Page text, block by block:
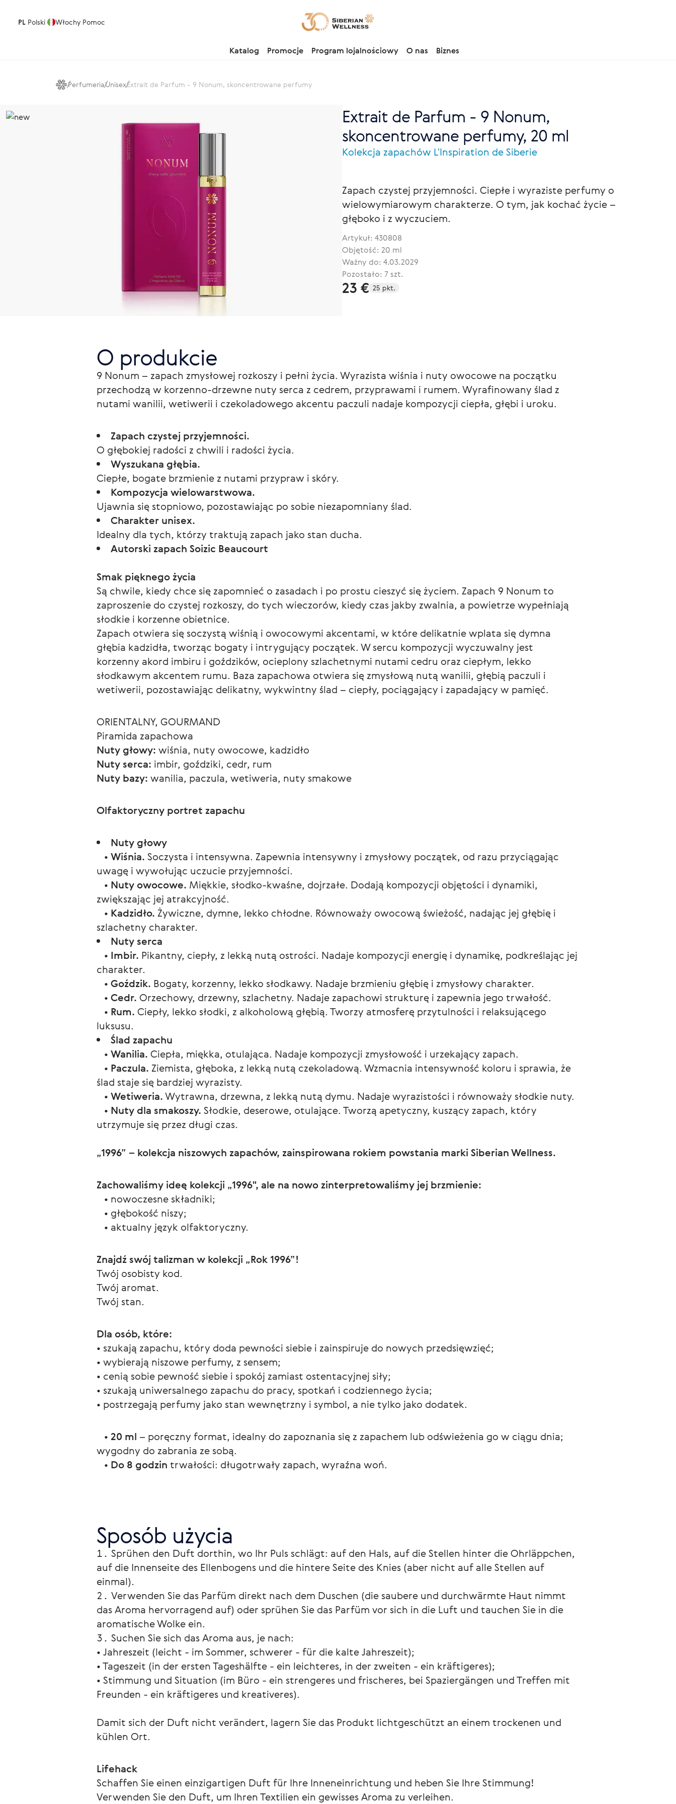
PL Polski Włochy Pomoc
Katalog Promocje Program lojalnościowy O nas Biznes
PerfumeriaUnisexExtrait de Parfum - 9 Nonum, skoncentrowane perfumy
Extrait de Parfum - 9 Nonum,
skoncentrowane perfumy, 20 ml
Kolekcja zapachów L'Inspiration de Siberie
Zapach czystej przyjemności. Ciepłe i wyraziste perfumy o
wielowymiarowym charakterze. O tym, jak kochać życie –
głęboko i z wyczuciem.
Artykuł: 430808
Objętość: 20 ml
Ważny do: 4.03.2029
Pozostało: 7 szt.
23 € 25 pkt.
O produkcie
9 Nonum – zapach zmysłowej rozkoszy i pełni życia. Wyrazista wiśnia i nuty owocowe na początku
przechodzą w korzenno-drzewne nuty serca z cedrem, przyprawami i rumem. Wyrafinowany ślad z
nutami wanilii, wetiwerii i czekoladowego akcentu paczuli nadaje kompozycji ciepła, głębi i uroku.
Zapach czystej przyjemności.
O głębokiej radości z chwili i radości życia.
Wyszukana głębia.
Ciepłe, bogate brzmienie z nutami przypraw i skóry.
Kompozycja wielowarstwowa.
Ujawnia się stopniowo, pozostawiając po sobie niezapomniany ślad.
Charakter unisex.
Idealny dla tych, którzy traktują zapach jako stan ducha.
Autorski zapach Soizic Beaucourt
Smak pięknego życia
Są chwile, kiedy chce się zapomnieć o zasadach i po prostu cieszyć się życiem. Zapach 9 Nonum to
zaproszenie do czystej rozkoszy, do tych wieczorów, kiedy czas jakby zwalnia, a powietrze wypełniają
słodkie i korzenne obietnice.
Zapach otwiera się soczystą wiśnią i owocowymi akcentami, w które delikatnie wplata się dymna
głębia kadzidła, tworząc bogaty i intrygujący początek. W sercu kompozycji wyczuwalny jest
korzenny akord imbiru i goździków, ocieplony szlachetnymi nutami cedru oraz ciepłym, lekko
słodkawym akcentem rumu. Baza zapachowa otwiera się zmysłową nutą wanilii, głębią paczuli i
wetiwerii, pozostawiając delikatny, wykwintny ślad – ciepły, pociągający i zapadający w pamięć.
ORIENTALNY, GOURMAND
Piramida zapachowa
Nuty głowy: wiśnia, nuty owocowe, kadzidło
Nuty serca: imbir, goździki, cedr, rum
Nuty bazy: wanilia, paczula, wetiweria, nuty smakowe
Olfaktoryczny portret zapachu
Nuty głowy
• Wiśnia. Soczysta i intensywna. Zapewnia intensywny i zmysłowy początek, od razu przyciągając
uwagę i wywołując uczucie przyjemności.
• Nuty owocowe. Miękkie, słodko-kwaśne, dojrzałe. Dodają kompozycji objętości i dynamiki,
zwiększając jej atrakcyjność.
• Kadzidło. Żywiczne, dymne, lekko chłodne. Równoważy owocową świeżość, nadając jej głębię i
szlachetny charakter.
Nuty serca
• Imbir. Pikantny, ciepły, z lekką nutą ostrości. Nadaje kompozycji energię i dynamikę, podkreślając jej
charakter.
• Goździk. Bogaty, korzenny, lekko słodkawy. Nadaje brzmieniu głębię i zmysłowy charakter.
• Cedr. Orzechowy, drzewny, szlachetny. Nadaje zapachowi strukturę i zapewnia jego trwałość.
• Rum. Ciepły, lekko słodki, z alkoholową głębią. Tworzy atmosferę przytulności i relaksującego
luksusu.
Ślad zapachu
• Wanilia. Ciepła, miękka, otulająca. Nadaje kompozycji zmysłowość i urzekający zapach.
• Paczula. Ziemista, głęboka, z lekką nutą czekoladową. Wzmacnia intensywność koloru i sprawia, że
ślad staje się bardziej wyrazisty.
• Wetiweria.Wytrawna, drzewna, z lekką nutą dymu. Nadaje wyrazistości i równoważy słodkie nuty.
• Nuty dla smakoszy. Słodkie, deserowe, otulające. Tworzą apetyczny, kuszący zapach, który
utrzymuje się przez długi czas.
„1996” – kolekcja niszowych zapachów, zainspirowana rokiem powstania marki Siberian Wellness.
Zachowaliśmy ideę kolekcji „1996", ale na nowo zinterpretowaliśmy jej brzmienie:
• nowoczesne składniki;
• głębokość niszy;
• aktualny język olfaktoryczny.
Znajdź swój talizman w kolekcji „Rok 1996”!
Twój osobisty kod.
Twój aromat.
Twój stan.
Dla osób, które:
• szukają zapachu, który doda pewności siebie i zainspiruje do nowych przedsięwzięć;
• wybierają niszowe perfumy, z sensem;
• cenią sobie pewność siebie i spokój zamiast ostentacyjnej siły;
• szukają uniwersalnego zapachu do pracy, spotkań i codziennego życia;
• postrzegają perfumy jako stan wewnętrzny i symbol, a nie tylko jako dodatek.
• 20 ml – poręczny format, idealny do zapoznania się z zapachem lub odświeżenia go w ciągu dnia;
wygodny do zabrania ze sobą.
• Do 8 godzin trwałości: długotrwały zapach, wyraźna woń.
Sposób użycia
Sprühen den Duft dorthin, wo Ihr Puls schlägt: auf den Hals, auf die Stellen hinter die Ohrläppchen,
auf die Innenseite des Ellenbogens und die hintere Seite des Knies (aber nicht auf alle Stellen auf
einmal).
Verwenden Sie das Parfüm direkt nach dem Duschen (die saubere und durchwärmte Haut nimmt
das Aroma hervorragend auf) oder sprühen Sie das Parfüm vor sich in die Luft und tauchen Sie in die
aromatische Wolke ein.
Suchen Sie sich das Aroma aus, je nach:
• Jahreszeit (leicht - im Sommer, schwerer - für die kalte Jahreszeit);
• Tageszeit (in der ersten Tageshälfte - ein leichteres, in der zweiten - ein kräftigeres);
• Stimmung und Situation (im Büro - ein strengeres und frischeres, bei Spaziergängen und Treffen mit
Freunden - ein kräftigeres und kreativeres).
Damit sich der Duft nicht verändert, lagern Sie das Produkt lichtgeschützt an einem trockenen und
kühlen Ort.
Lifehack
Schaffen Sie einen einzigartigen Duft für Ihre Inneneinrichtung und heben Sie Ihre Stimmung!
Verwenden Sie den Duft, um Ihren Textilien ein gewisses Aroma zu verleihen.